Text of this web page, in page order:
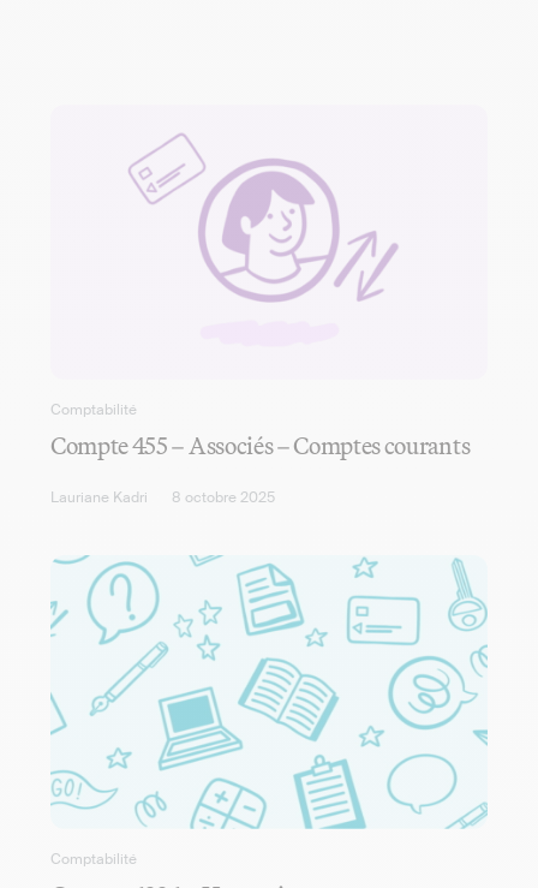
Comptabilité
Compte 455 – Associés – Comptes courants
Lauriane Kadri 8 octobre 2025
Comptabilité